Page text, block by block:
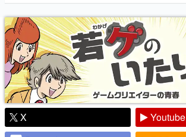
X
Youtube
Discord
RSS